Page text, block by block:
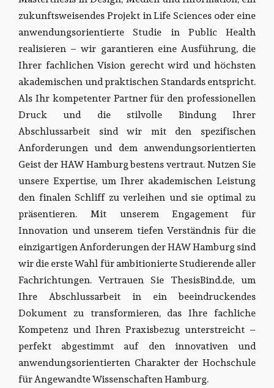
zukunftsweisendes Projekt in Life Sciences oder eine
anwendungsorientierte Studie in Public Health
realisieren – wir garantieren eine Ausführung, die
Ihrer fachlichen Vision gerecht wird und höchsten
akademischen und praktischen Standards entspricht.
Als Ihr kompetenter Partner für den professionellen
Druck und die stilvolle Bindung Ihrer
Abschlussarbeit sind wir mit den spezifischen
Anforderungen und dem anwendungsorientierten
Geist der HAW Hamburg bestens vertraut. Nutzen Sie
unsere Expertise, um Ihrer akademischen Leistung
den finalen Schliff zu verleihen und sie optimal zu
präsentieren. Mit unserem Engagement für
Innovation und unserem tiefen Verständnis für die
einzigartigen Anforderungen der HAW Hamburg sind
wir die erste Wahl für ambitionierte Studierende aller
Fachrichtungen. Vertrauen Sie ThesisBind.de, um
Ihre Abschlussarbeit in ein beeindruckendes
Dokument zu transformieren, das Ihre fachliche
Kompetenz und Ihren Praxisbezug unterstreicht –
perfekt abgestimmt auf den innovativen und
anwendungsorientierten Charakter der Hochschule
für Angewandte Wissenschaften Hamburg.